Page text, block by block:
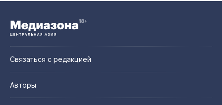
Связаться с редакцией
Авторы